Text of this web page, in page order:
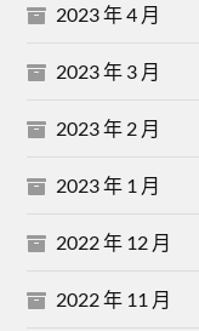
2023 年 4 月
2023 年 3 月
2023 年 2 月
2023 年 1 月
2022 年 12 月
2022 年 11 月